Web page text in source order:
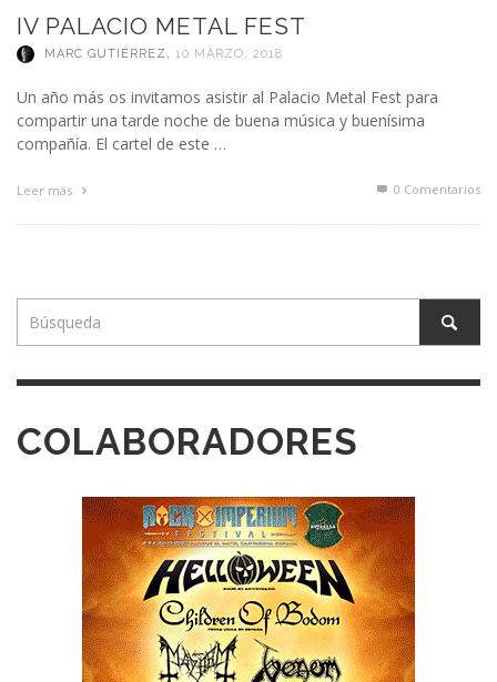
IV PALACIO METAL FEST
MARC GUTIÉRREZ , 10 MARZO, 2018
Un año más os invitamos asistir al Palacio Metal Fest para
compartir una tarde noche de buena música y buenísima
compañía. El cartel de este …
Leer más 0 Comentarios
COLABORADORES